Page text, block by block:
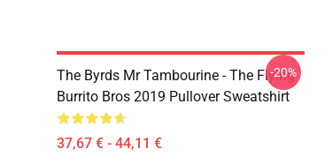
The Byrds Mr Tambourine - The Flying
Burrito Bros 2019 Pullover Sweatshirt
37,67 € - 44,11 €
-20%